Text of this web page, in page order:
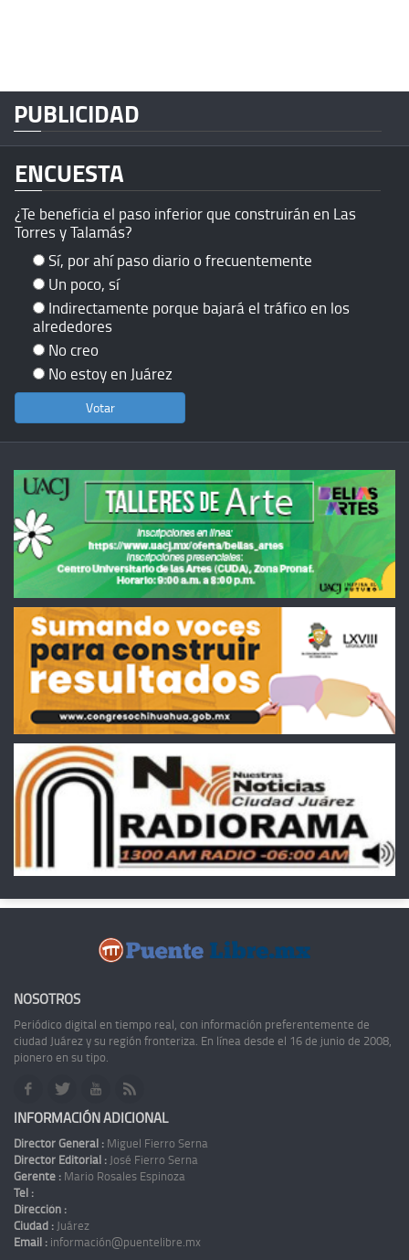
PUBLICIDAD
ENCUESTA
¿Te beneficia el paso inferior que construirán en Las
Torres y Talamás?
Sí, por ahí paso diario o frecuentemente
Un poco, sí
Indirectamente porque bajará el tráfico en los
alrededores
No creo
No estoy en Juárez
NOSOTROS
Periódico digital en tiempo real, con información preferentemente de
ciudad Juárez y su región fronteriza. En línea desde el 16 de junio de 2008,
pionero en su tipo.
INFORMACIÓN ADICIONAL
Director General : Miguel Fierro Serna
Director Editorial : José Fierro Serna
Gerente : Mario Rosales Espinoza
Tel :
Dirección :
Ciudad : Juárez
Email : información@puentelibre.mx